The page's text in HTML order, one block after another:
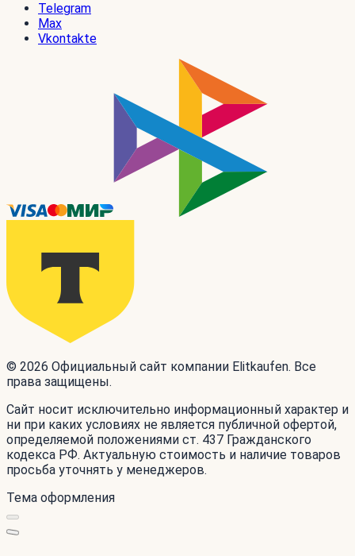
Telegram
Max
Vkontakte
© 2026 Официальный сайт компании Elitkaufen. Все
права защищены.
Сайт носит исключительно информационный характер и
ни при каких условиях не является публичной офертой,
определяемой положениями ст. 437 Гражданского
кодекса РФ. Актуальную стоимость и наличие товаров
просьба уточнять у менеджеров.
Тема оформления